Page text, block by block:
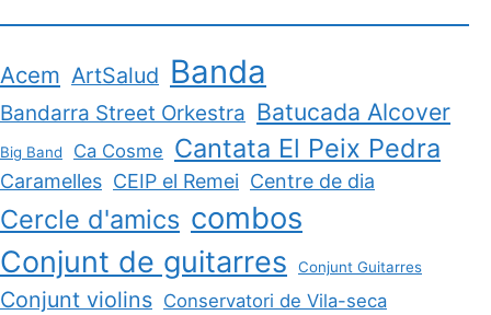
Acem ArtSalud Banda
Bandarra Street Orkestra Batucada Alcover
Big Band Ca Cosme Cantata El Peix Pedra
Caramelles CEIP el Remei Centre de dia
Cercle d'amics combos
Conjunt de guitarres Conjunt Guitarres
Conjunt violins Conservatori de Vila-seca